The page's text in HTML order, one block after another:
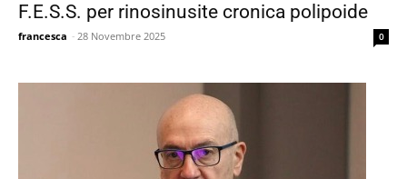
F.E.S.S. per rinosinusite cronica polipoide
francesca - 28 Novembre 2025 0